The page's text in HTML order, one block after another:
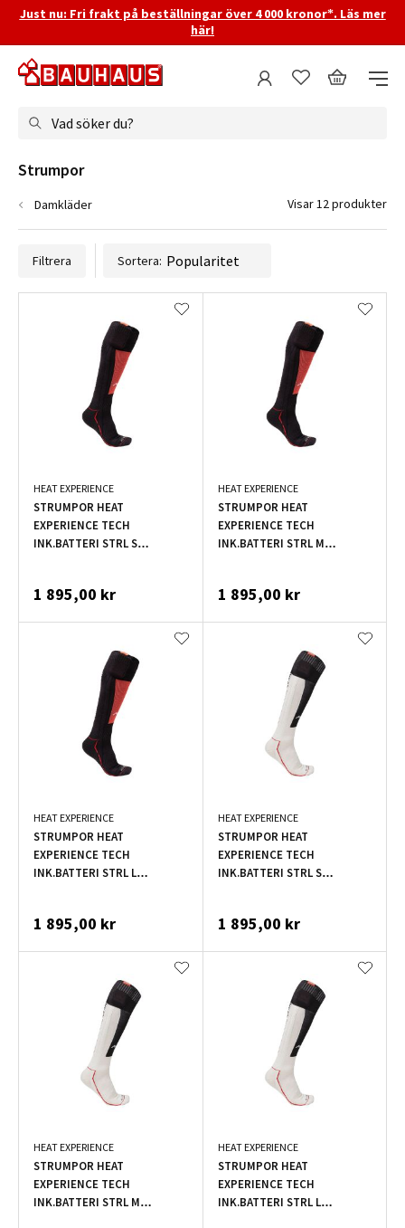
Just nu: Fri frakt på beställningar över 4 000 kronor*. Läs mer
här!
Vad söker du?
Filtrera Sortera:
HEAT EXPERIENCE
STRUMPOR HEAT
EXPERIENCE TECH
INK.BATTERI STRL S
1 895,00 kr
HEAT EXPERIENCE
STRUMPOR HEAT
EXPERIENCE TECH
INK.BATTERI STRL M
1 895,00 kr
HEAT EXPERIENCE
STRUMPOR HEAT
EXPERIENCE TECH
INK.BATTERI STRL L
1 895,00 kr
HEAT EXPERIENCE
STRUMPOR HEAT
EXPERIENCE TECH
INK.BATTERI STRL S
1 895,00 kr
HEAT EXPERIENCE
STRUMPOR HEAT
EXPERIENCE TECH
INK.BATTERI STRL M
HEAT EXPERIENCE
STRUMPOR HEAT
EXPERIENCE TECH
INK.BATTERI STRL L
Strumpor
Damkläder Visar 12 produkter